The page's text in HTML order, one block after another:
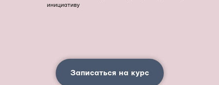
инициативу
Записаться на курс